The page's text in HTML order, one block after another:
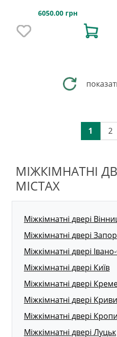
6050.00 грн
1 2
МІЖКІМНАТНІ
МІСТАХ
Міжкімнатні двері
Міжкімнатні двері
Міжкімнатні двері
Міжкімнатні двері Київ
Міжкімнатні двері
Міжкімнатні двері
Міжкімнатні двері
Міжкімнатні двері Луцьк